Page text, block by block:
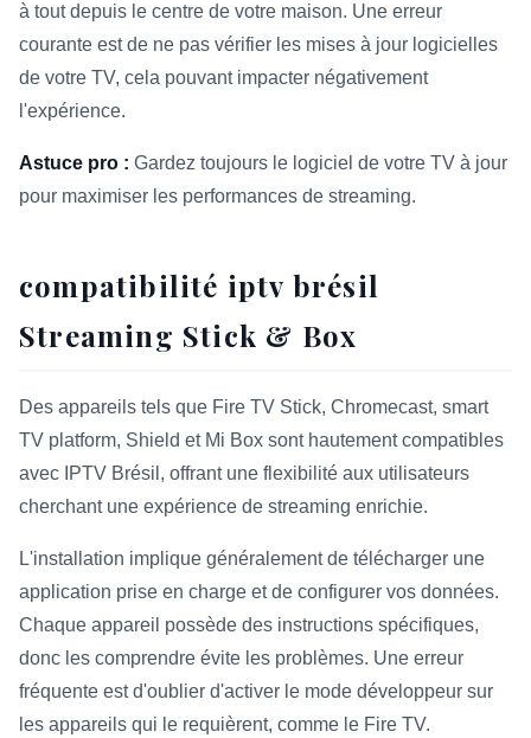
à tout depuis le centre de votre maison. Une erreur
courante est de ne pas vérifier les mises à jour logicielles
de votre TV, cela pouvant impacter négativement
l'expérience.
Astuce pro : Gardez toujours le logiciel de votre TV à jour
pour maximiser les performances de streaming.
compatibilité iptv brésil
Streaming Stick & Box
Des appareils tels que Fire TV Stick, Chromecast, smart
TV platform, Shield et Mi Box sont hautement compatibles
avec IPTV Brésil, offrant une flexibilité aux utilisateurs
cherchant une expérience de streaming enrichie.
L'installation implique généralement de télécharger une
application prise en charge et de configurer vos données.
Chaque appareil possède des instructions spécifiques,
donc les comprendre évite les problèmes. Une erreur
fréquente est d'oublier d'activer le mode développeur sur
les appareils qui le requièrent, comme le Fire TV.